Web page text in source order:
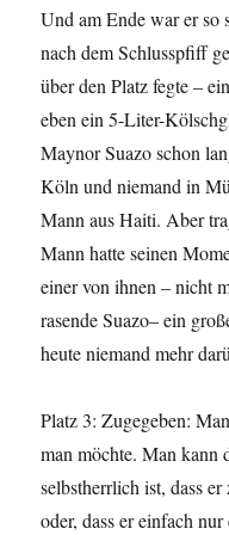
Und am Ende war er so
nach dem Schlusspfiff
über den Platz fegte –
eben ein 5-Liter-
Maynor Suazo schon
Köln und niemand in
Mann aus Haiti. Aber
Mann hatte seinen
einer von ihnen – nicht
rasende Suazo– ein
heute niemand mehr
Platz 3: Zugegeben:
man möchte. Man kann
selbstherrlich ist, dass
oder, dass er einfach